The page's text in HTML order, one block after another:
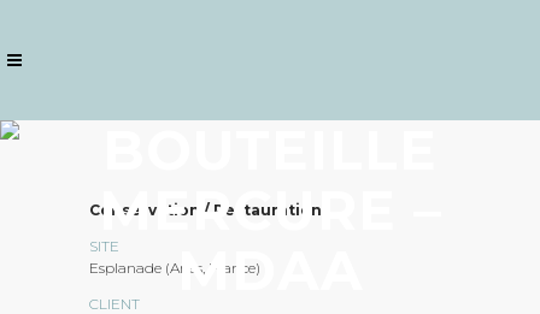
MERCURE –
MDAA
Conservation / Restauration
SITE
Esplanade (Arles, France)
CLIENT